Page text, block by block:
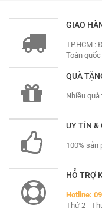
GIAO
TP.HCM :
Toàn quốc
QUÀ
Nhiều quà
UY TÍN &
100% sản
HỖ TRỢ
Hotline:
Thứ 2 -